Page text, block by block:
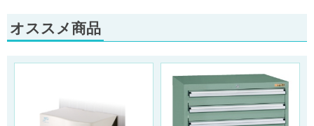
オススメ商品